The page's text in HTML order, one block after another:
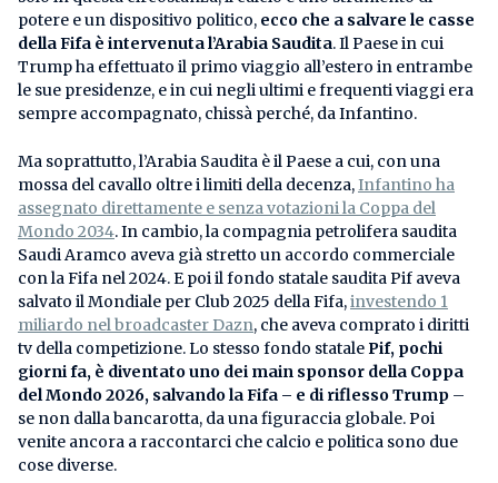
potere e un dispositivo politico, ecco che a salvare le casse
della Fifa è intervenuta l’Arabia Saudita. Il Paese in cui
Trump ha effettuato il primo viaggio all’estero in entrambe
le sue presidenze, e in cui negli ultimi e frequenti viaggi era
sempre accompagnato, chissà perché, da Infantino.
Ma soprattutto, l’Arabia Saudita è il Paese a cui, con una
mossa del cavallo oltre i limiti della decenza,Infantino ha
assegnato direttamente e senza votazioni la Coppa del
Mondo 2034. In cambio, la compagnia petrolifera saudita
Saudi Aramco aveva già stretto un accordo commerciale
con la Fifa nel 2024. E poi il fondo statale saudita Pif aveva
salvato il Mondiale per Club 2025 della Fifa,investendo 1
miliardo nel broadcaster Dazn, che aveva comprato i diritti
tv della competizione. Lo stesso fondo statalePif, pochi
giorni fa, è diventato uno dei main sponsor della Coppa
del Mondo 2026, salvando la Fifa – e di riflesso Trump –
se non dalla bancarotta, da una figuraccia globale. Poi
venite ancora a raccontarci che calcio e politica sono due
cose diverse.